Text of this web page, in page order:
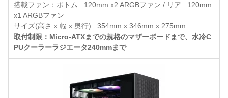
搭載ファン：ボトム : 120mm x2 ARGBファン / リア : 120mm
x1 ARGBファン
サイズ(高さ x 幅 x 奥行) : 354mm x 346mm x 275mm
取付制限：Micro-ATXまでの規格のマザーボードまで、水冷C
PUクーラーラジエータ240mmまで